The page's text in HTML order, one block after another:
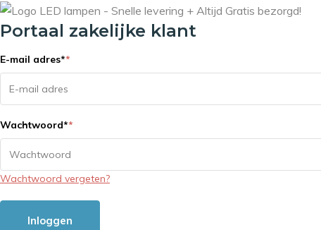
Portaal zakelijke klant
E-mail adres**
Wachtwoord**
Wachtwoord vergeten?
Inloggen